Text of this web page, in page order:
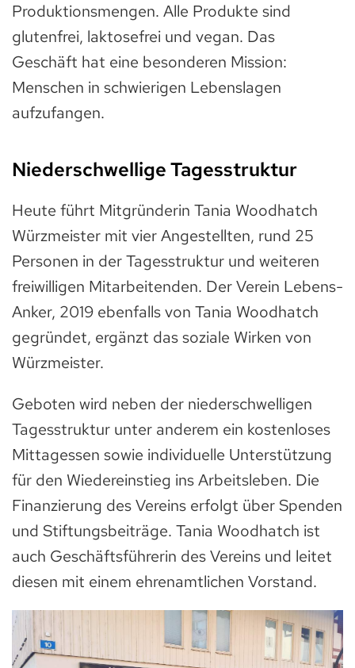
Produktionsmengen. Alle Produkte sind
glutenfrei, laktosefrei und vegan. Das
Geschäft hat eine besonderen Mission:
Menschen in schwierigen Lebenslagen
aufzufangen.
Niederschwellige Tagesstruktur
Heute führt Mitgründerin Tania Woodhatch
Würzmeister mit vier Angestellten, rund 25
Personen in der Tagesstruktur und weiteren
freiwilligen Mitarbeitenden. Der Verein Lebens-
Anker, 2019 ebenfalls von Tania Woodhatch
gegründet, ergänzt das soziale Wirken von
Würzmeister.
Geboten wird neben der niederschwelligen
Tagesstruktur unter anderem ein kostenloses
Mittagessen sowie individuelle Unterstützung
für den Wiedereinstieg ins Arbeitsleben. Die
Finanzierung des Vereins erfolgt über Spenden
und Stiftungsbeiträge. Tania Woodhatch ist
auch Geschäftsführerin des Vereins und leitet
diesen mit einem ehrenamtlichen Vorstand.